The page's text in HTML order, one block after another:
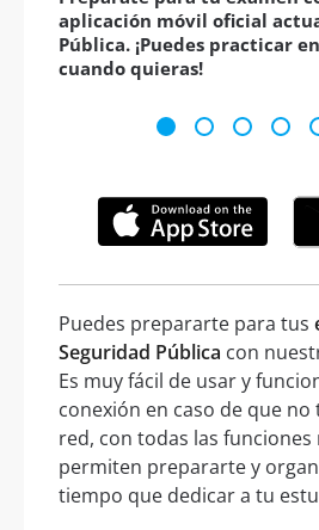
aplicación móvil oficial
Pública. ¡Puedes practicar
cuando quieras!
Puedes prepararte para tus
Seguridad Pública con
Es muy fácil de usar y
conexión en caso de que no
red, con todas las funciones
permiten prepararte y
tiempo que dedicar a tu